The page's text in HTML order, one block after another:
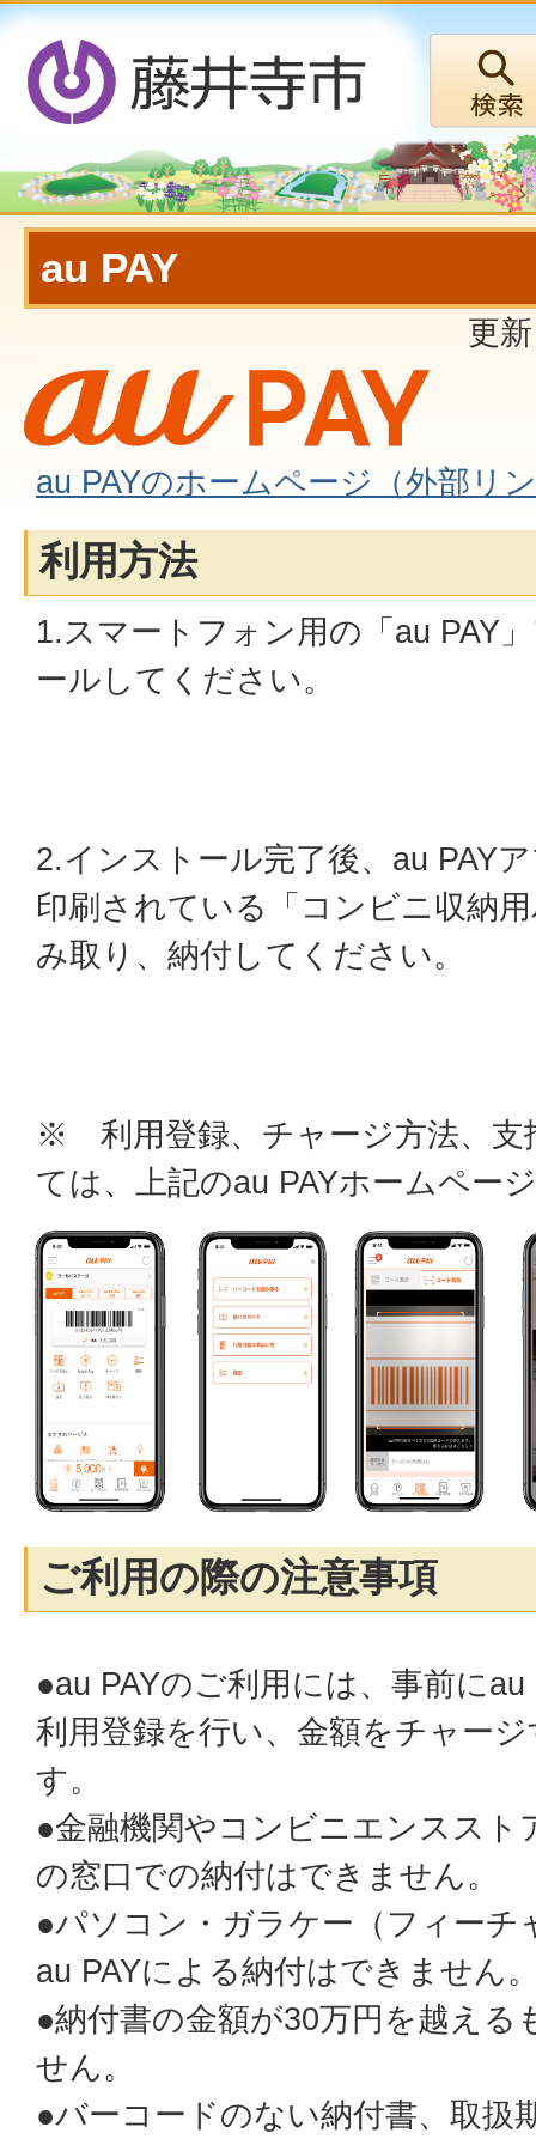
au PAY
更
au PAYのホームページ（外部リ
利用方法
1.スマートフォン用の「au PAY
ールしてください。
2.インストール完了後、au PAY
印刷されている「コンビニ収納
み取り、納付してください。
※ 利用登録、チャージ方法、支
ては、上記のau PAYホームペー
ご利用の際の注意事項
●au PAYのご利用には、事前に
利用登録を行い、金額をチャー
す。
●金融機関やコンビニエンススト
の窓口での納付はできません。
●パソコン・ガラケー（フィーチ
au PAYによる納付はできません
●納付書の金額が30万円を越える
せん。
●バーコードのない納付書、取扱